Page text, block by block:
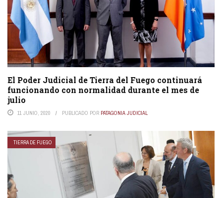
El Poder Judicial de Tierra del Fuego continuará
funcionando con normalidad durante el mes de
julio
11 JUNIO, 2020 PUBLICADO POR PATAGONIA JUDICIAL
TIERRA DE FUEGO